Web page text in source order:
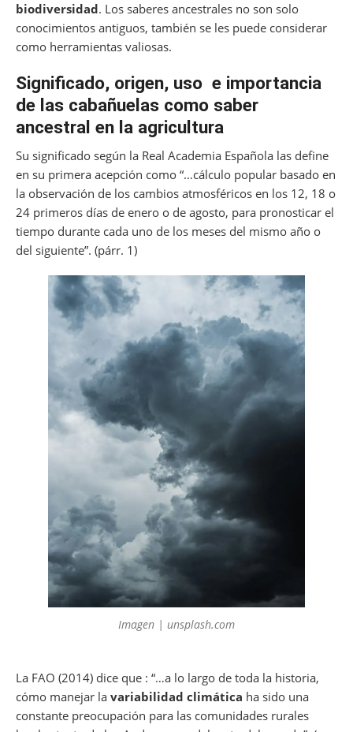
biodiversidad. Los saberes ancestrales no son solo
conocimientos antiguos, también se les puede considerar
como herramientas valiosas.
Significado, origen, uso e importancia
de las cabañuelas como saber
ancestral en la agricultura
Su significado según la Real Academia Española las define
en su primera acepción como “…cálculo popular basado en
la observación de los cambios atmosféricos en los 12, 18 o
24 primeros días de enero o de agosto, para pronosticar el
tiempo durante cada uno de los meses del mismo año o
del siguiente”. (párr. 1)
Imagen | unsplash.com
La FAO (2014) dice que : “…a lo largo de toda la historia,
cómo manejar la variabilidad climática ha sido una
constante preocupación para las comunidades rurales